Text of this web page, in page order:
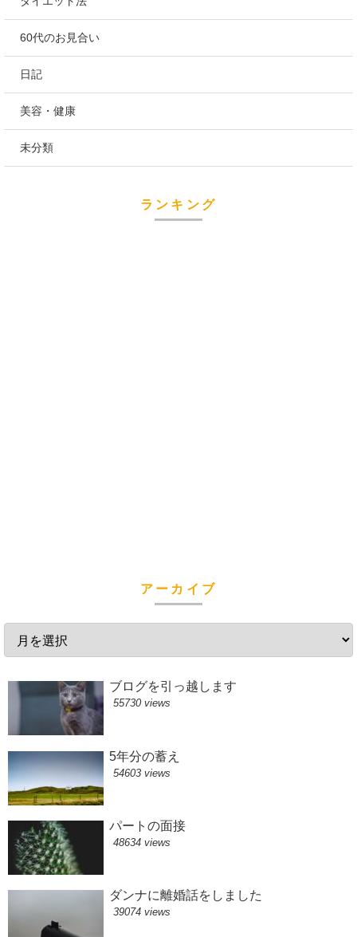
60代のお見合い
日記
美容・健康
未分類
ランキング
アーカイブ
ブログを引っ越します
55730 views
5年分の蓄え
54603 views
パートの面接
48634 views
ダンナに離婚話をしました
39074 views